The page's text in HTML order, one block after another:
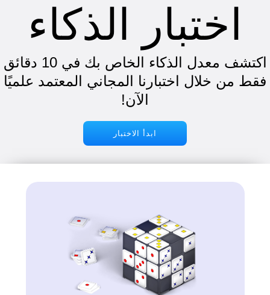
اختبار الذكاء
اكتشف معدل الذكاء الخاص بك في 10 دقائق
من خلال اختبارنا المجاني المعتمد علميًا
الآن!
ابدأ الاختبار